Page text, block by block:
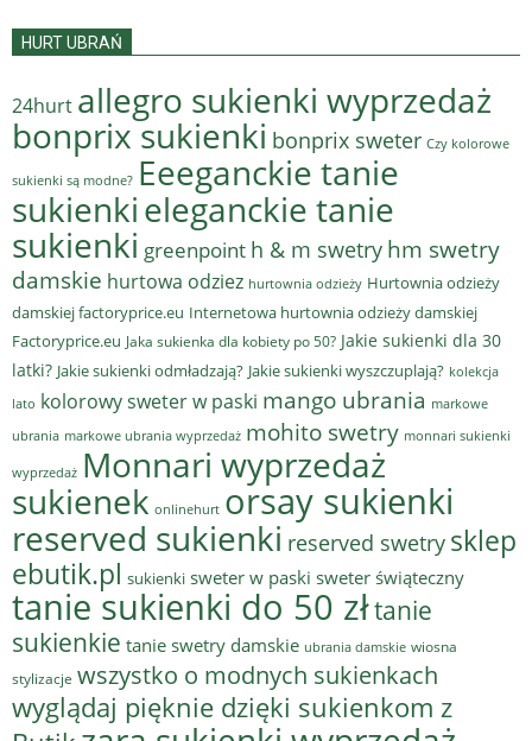
HURT UBRAŃ
24hurt allegro sukienki wyprzedaż
bonprix sukienki bonprix sweter Czy kolorowe
sukienki są modne? Eeeganckie tanie
sukienkieleganckie tanie
sukienki greenpoint h & m swetry hm swetry
damskie hurtowa odziez hurtownia odzieży Hurtownia odzieży
damskiej factoryprice.eu Internetowa hurtownia odzieży damskiej
Factoryprice.eu Jaka sukienka dla kobiety po 50? Jakie sukienki dla 30
latki? Jakie sukienki odmładzają? Jakie sukienki wyszczuplają? kolekcja
lato kolorowy sweter w paski mango ubrania markowe
ubrania markowe ubrania wyprzedaż mohito swetry monnari sukienki
wyprzedaż Monnari wyprzedaż
sukienek onlinehurt orsay sukienki
reserved sukienki reserved swetry sklep
ebutik.pl sukienki sweter w paski sweter świąteczny
tanie sukienki do 50 złtanie
sukienkie tanie swetry damskie ubrania damskie wiosna
stylizacje wszystko o modnych sukienkach
wyglądaj pięknie dzięki sukienkom z